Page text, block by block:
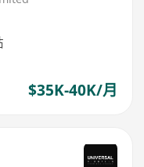
$35K-40K/月